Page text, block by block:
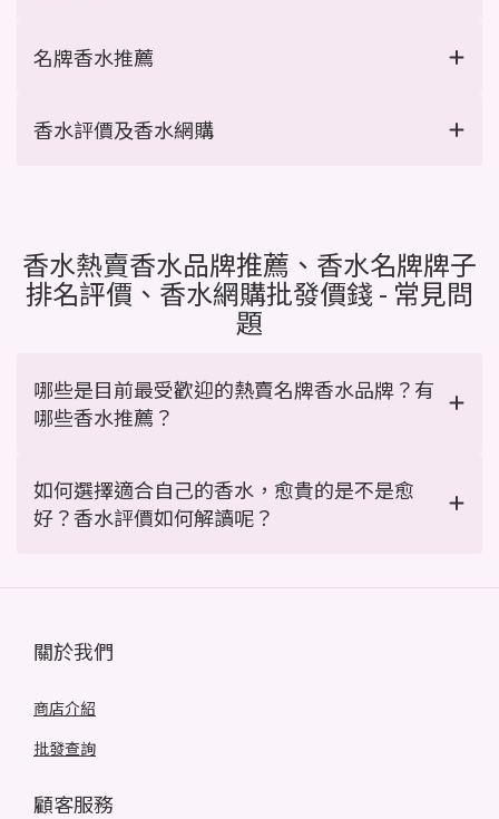
名牌香水推薦
香水評價及香水網購
香水熱賣香水品牌推薦、香水名牌牌子
排名評價、香水網購批發價錢 - 常見問
題
哪些是目前最受歡迎的熱賣名牌香水品牌？有
哪些香水推薦？
如何選擇適合自己的香水，愈貴的是不是愈
好？香水評價如何解讀呢？
關於我們
商店介紹
批發查詢
顧客服務